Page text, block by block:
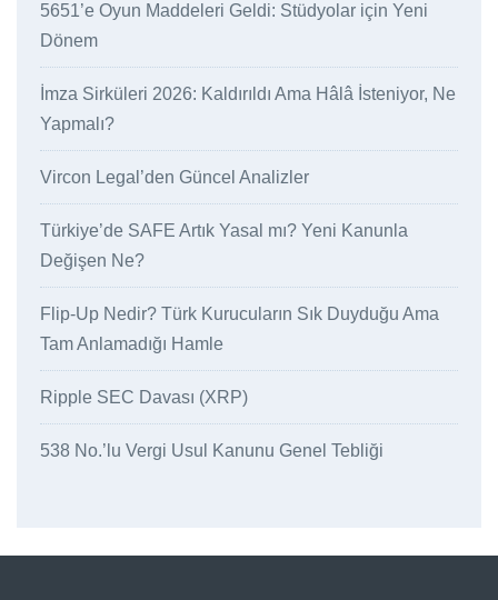
5651’e Oyun Maddeleri Geldi: Stüdyolar için Yeni
Dönem
İmza Sirküleri 2026: Kaldırıldı Ama Hâlâ İsteniyor, Ne
Yapmalı?
Vircon Legal’den Güncel Analizler
Türkiye’de SAFE Artık Yasal mı? Yeni Kanunla
Değişen Ne?
Flip-Up Nedir? Türk Kurucuların Sık Duyduğu Ama
Tam Anlamadığı Hamle
Ripple SEC Davası (XRP)
538 No.’lu Vergi Usul Kanunu Genel Tebliği